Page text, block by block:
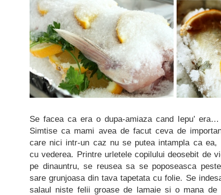
Se facea ca era o dupa-amiaza cand Iepu’
Simtise ca mami avea de facut ceva de
care nici intr-un caz nu se putea intampla ca ea,
cu vederea. Printre urletele copilului deosebit de
pe dinauntru, se reusea sa se poposeasca
sare grunjoasa din tava tapetata cu folie. Se
salaul niste felii groase de lamaie si o mana de